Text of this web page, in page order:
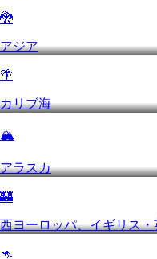
🐉
アジア
🌴
カリブ海
🏔️
アラスカ
🏰
西ヨーロッパ、イギリス・
🦘